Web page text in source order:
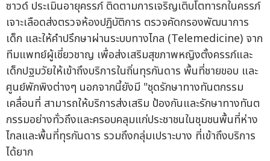
ซาวด์ ประเมินอายุครรภ์ ติดตามการเจริญเติบโตทารกในครรภ์
เจาะเลือดส่งตรวจห้องปฏิบัติการ ตรวจคัดกรองพัฒนาการ
เด็ก และให้คำปรึกษาผ่านระบบทางไกล (Telemedicine) จาก
ทีมแพทย์ผู้เชี่ยวชาญ เพื่อส่งเสริมสุขภาพหญิงตั้งครรภ์และ
เด็กปฐมวัยให้เข้าถึงบริการในถิ่นทุรกันดาร พื้นที่ชายขอบ และ
ศูนย์พักพิงต่างๆ นอกจากนี้ยังมี "ชุดรักษาทางทันตกรรม
เคลื่อนที่ สามารถให้บริการส่งเสริม ป้องกันและรักษาทางทันต
กรรมอย่างทั่วถึงและครอบคลุมแก่ประชาชนในชุมชนพื้นที่ห่าง
ไกลและพื้นที่ทุรกันดาร รวมถึงกลุ่มเปราะบาง ที่เข้าถึงบริการ
ได้ยาก